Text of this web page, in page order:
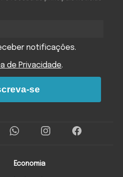
Economia
notificações.
de Privacidade.
se